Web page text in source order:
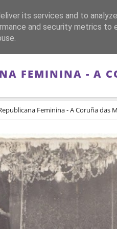
FRANQUISMO
FEMININA - A
Feminina - A Coruña das
its services and to
and security metrics to